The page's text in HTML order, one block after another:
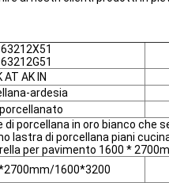
AT AK IN
ardesia
di porcellana in oro bianco che
lastra di porcellana piani
per pavimento 1600 *
1600*3200